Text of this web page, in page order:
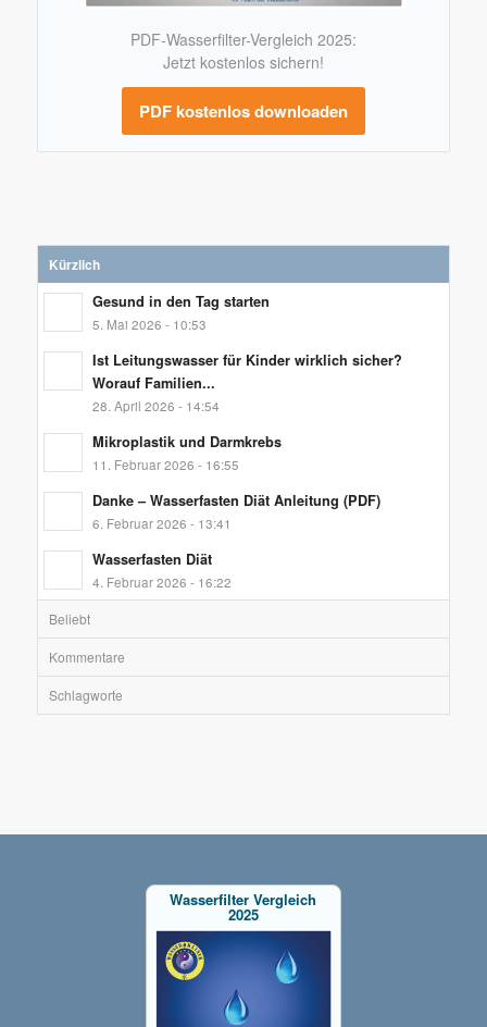
PDF-Wasserfilter-Vergleich 2025:
Jetzt kostenlos sichern!
PDF kostenlos downloaden
Kürzlich
Gesund in den Tag starten
5. Mai 2026 - 10:53
Ist Leitungswasser für Kinder wirklich sicher?
Worauf Familien...
28. April 2026 - 14:54
Mikroplastik und Darmkrebs
11. Februar 2026 - 16:55
Danke – Wasserfasten Diät Anleitung (PDF)
6. Februar 2026 - 13:41
Wasserfasten Diät
4. Februar 2026 - 16:22
Beliebt
Kommentare
Schlagworte
Wasserfilter Vergleich
2025